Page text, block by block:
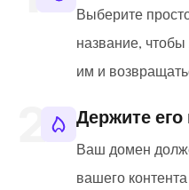
Выберите
название,
им и
Держите
Ваш домен
вашего